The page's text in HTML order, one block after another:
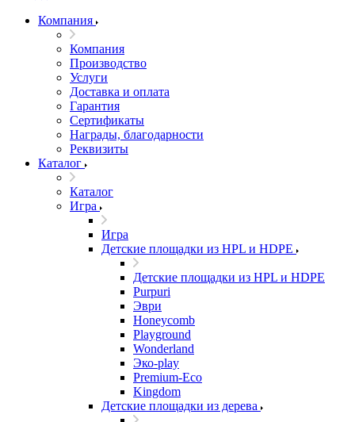
Компания
Компания
Производство
Услуги
Доставка и оплата
Гарантия
Сертификаты
Награды, благодарности
Реквизиты
Каталог
Каталог
Игра
Игра
Детские площадки из HPL и HDPE
Детские площадки из HPL и HDPE
Purpuri
Эври
Honeycomb
Playground
Wonderland
Эко-play
Premium-Eco
Kingdom
Детские площадки из дерева